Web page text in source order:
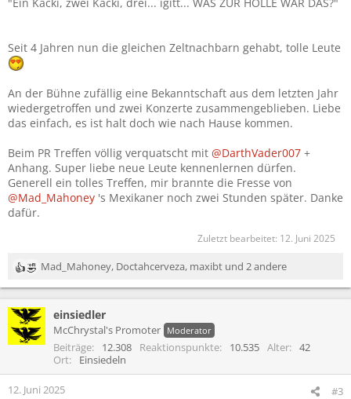
Seit 4 Jahren nun die gleichen Zeltnachbarn gehabt, tolle Leute
An der Bühne zufällig eine Bekanntschaft aus dem letzten Jahr
wiedergetroffen und zwei Konzerte zusammengeblieben. Liebe
das einfach, es ist halt doch wie nach Hause kommen.
Beim PR Treffen völlig verquatscht mit @DarthVader007 +
Anhang. Super liebe neue Leute kennenlernen dürfen.
Generell ein tolles Treffen, mir brannte die Fresse von
@Mad_Mahoney 's Mexikaner noch zwei Stunden später. Danke
dafür.
Zuletzt bearbeitet: 12. Juni 2025
R
e
k
t
i
n
e
Mad_Mahoney, Doctahcerveza, maxibt und 2 andere
einsiedler
McChrystal's Promoter Moderator
Beiträge 12.308 Reaktionspunkte 10.535 Alter
42
Ort
Einsiedeln
12. Juni 2025 #3